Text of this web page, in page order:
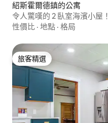
紹斯霍爾德鎮的公寓
令人驚嘆的 2 臥室海濱小屋！
性價比 · 地點 · 格局
旅客精選
旅客精選